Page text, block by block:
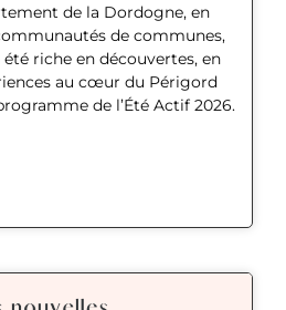
de la Dordogne, en
de communes,
riche en découvertes, en
au cœur du Périgord
de l’Été Actif 2026.